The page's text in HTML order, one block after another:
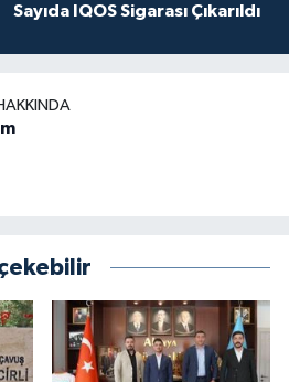
Sayıda IQOS Sigarası Çıkarıldı